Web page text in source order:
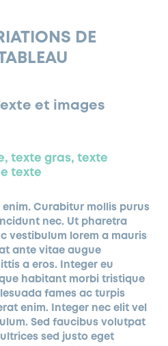
LIBRE
ET MÉMOIRE
LA VILLE
ARBORÉ
À GARCHES 2026-2027
DE
et images
texte gras, texte
texte
Curabitur mollis purus
nec. Ut pharetra
vestibulum lorem a mauris
ante vitae augue
a eros. Integer eu
habitant morbi tristique
fames ac turpis
enim. Integer nec elit vel
Sed faucibus volutpat
sed justo eget